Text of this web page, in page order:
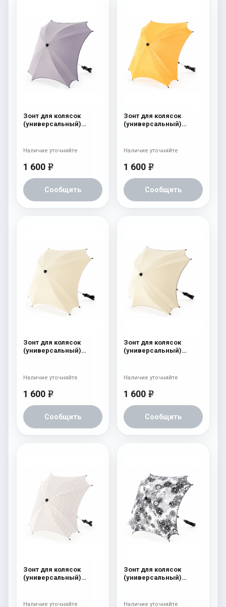
Зонт для колясок
(универсальный)
1 600 e
Сообщить
Наличие уточняйте
Зонт для колясок
(универсальный)
1 600 e
Сообщить
Наличие уточняйте
Зонт для колясок
(универсальный)
1 600 e
Сообщить
Наличие уточняйте
Зонт для колясок
(универсальный)
1 600 e
Сообщить
Наличие уточняйте
Зонт для колясок
(универсальный)
Наличие уточняйте
Зонт для колясок
(универсальный)
Наличие уточняйте